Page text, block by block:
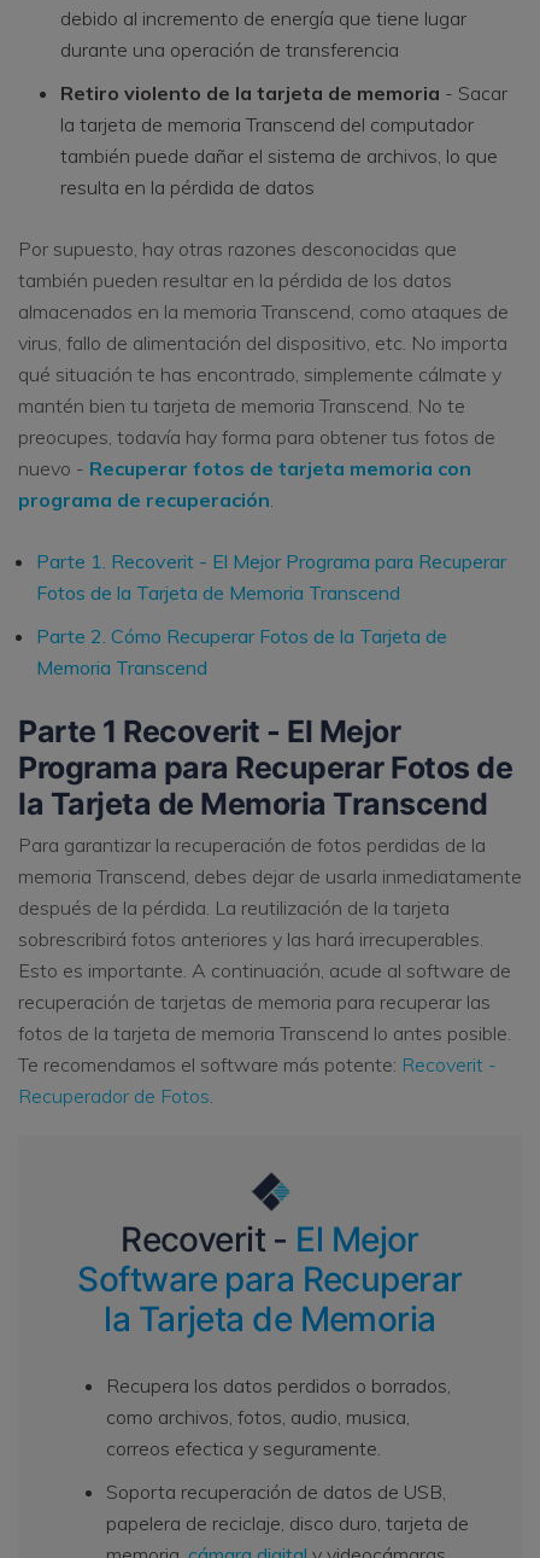
debido al incremento de energía que tiene lugar
durante una operación de transferencia
Retiro violento de la tarjeta de memoria - Sacar
la tarjeta de memoria Transcend del computador
también puede dañar el sistema de archivos, lo que
resulta en la pérdida de datos
Por supuesto, hay otras razones desconocidas que
también pueden resultar en la pérdida de los datos
almacenados en la memoria Transcend, como ataques de
virus, fallo de alimentación del dispositivo, etc. No importa
qué situación te has encontrado, simplemente cálmate y
mantén bien tu tarjeta de memoria Transcend. No te
preocupes, todavía hay forma para obtener tus fotos de
nuevo - Recuperar fotos de tarjeta memoria con
programa de recuperación
Parte 1. Recoverit - El Mejor Programa para Recuperar
Fotos de la Tarjeta de Memoria Transcend
Parte 2. Cómo Recuperar Fotos de la Tarjeta de
Memoria Transcend
Parte 1 Recoverit - El Mejor
Programa para Recuperar Fotos de
la Tarjeta de Memoria Transcend
Para garantizar la recuperación de fotos perdidas de la
memoria Transcend, debes dejar de usarla inmediatamente
después de la pérdida. La reutilización de la tarjeta
sobrescribirá fotos anteriores y las hará irrecuperables.
Esto es importante. A continuación, acude al software de
recuperación de tarjetas de memoria para recuperar las
fotos de la tarjeta de memoria Transcend lo antes posible.
Te recomendamos el software más potente: Recoverit -
Recuperador de Fotos.
Recoverit - El Mejor
Software para Recuperar
la Tarjeta de Memoria
Recupera los datos perdidos o borrados,
como archivos, fotos, audio, musica,
correos efectica y seguramente.
Soporta recuperación de datos de USB,
papelera de reciclaje, disco duro, tarjeta de